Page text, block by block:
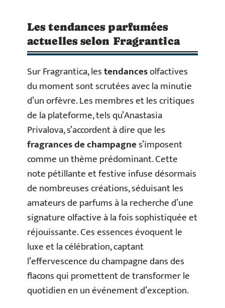
Les tendances parfumées
actuelles selon Fragrantica
Sur Fragrantica, lestendancesolfactives
du moment sont scrutées avec la minutie
d’un orfèvre. Les membres et les critiques
de la plateforme, tels qu’Anastasia
Privalova, s’accordent à dire que les
fragrances de champagnes’imposent
comme un thème prédominant. Cette
note pétillante et festive infuse désormais
de nombreuses créations, séduisant les
amateurs de parfums à la recherche d’une
signature olfactive à la fois sophistiquée et
réjouissante. Ces essences évoquent le
luxe et la célébration, captant
l’effervescence du champagne dans des
flacons qui promettent de transformer le
quotidien en un événement d’exception.